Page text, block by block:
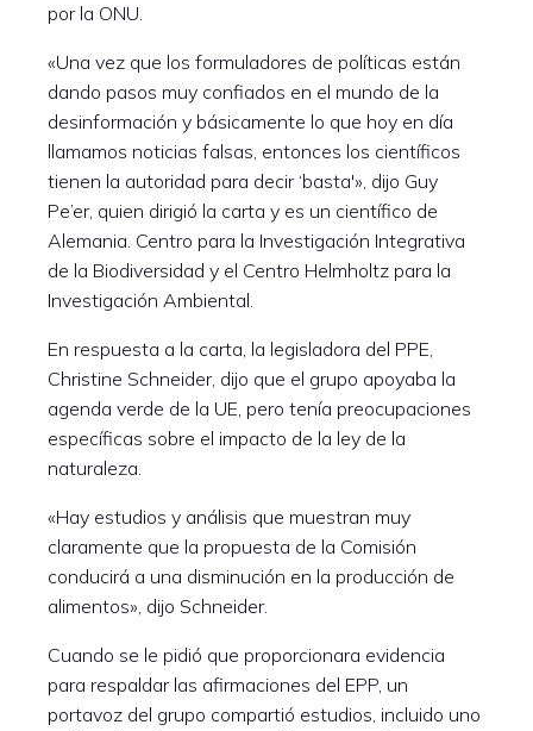
por la ONU.
«Una vez que los formuladores de políticas están
dando pasos muy confiados en el mundo de la
desinformación y básicamente lo que hoy en día
llamamos noticias falsas, entonces los científicos
tienen la autoridad para decir ‘basta'», dijo Guy
Pe’er, quien dirigió la carta y es un científico de
Alemania. Centro para la Investigación Integrativa
de la Biodiversidad y el Centro Helmholtz para la
Investigación Ambiental.
En respuesta a la carta, la legisladora del PPE,
Christine Schneider, dijo que el grupo apoyaba la
agenda verde de la UE, pero tenía preocupaciones
específicas sobre el impacto de la ley de la
naturaleza.
«Hay estudios y análisis que muestran muy
claramente que la propuesta de la Comisión
conducirá a una disminución en la producción de
alimentos», dijo Schneider.
Cuando se le pidió que proporcionara evidencia
para respaldar las afirmaciones del EPP, un
portavoz del grupo compartió estudios, incluido uno